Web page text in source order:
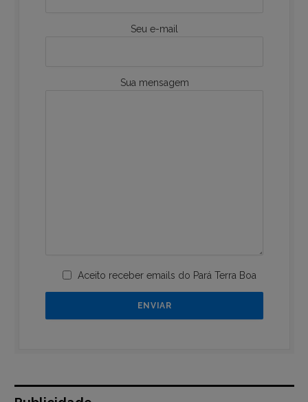
Seu e-mail
Sua mensagem
Aceito receber emails do Pará Terra Boa